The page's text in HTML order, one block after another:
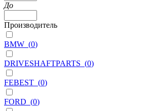
До
Производитель
BMW (0)
DRIVESHAFTPARTS (0)
FEBEST (0)
FORD (0)